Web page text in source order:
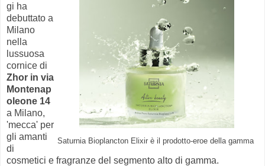
Saturnia Bioplancton Elixir è il prodotto-eroe della gamma
gi ha
debuttato a
Milano
nella
lussuosa
cornice di
Zhor in via
Montenap
oleone 14
a Milano,
'mecca' per
gli amanti
di
cosmetici e fragranze del segmento alto di gamma.